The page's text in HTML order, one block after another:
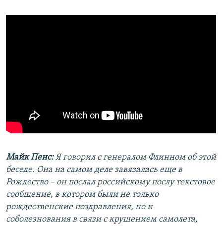
Майк Пенс:Я говорил с генералом Флинном об этой
беседе. Она на самом деле завязалась еще в
Рождество – он послал российскому послу текстовое
сообщение, в котором были не только
рождественские поздравления, но и
соболезнования в связи с крушением самолета,